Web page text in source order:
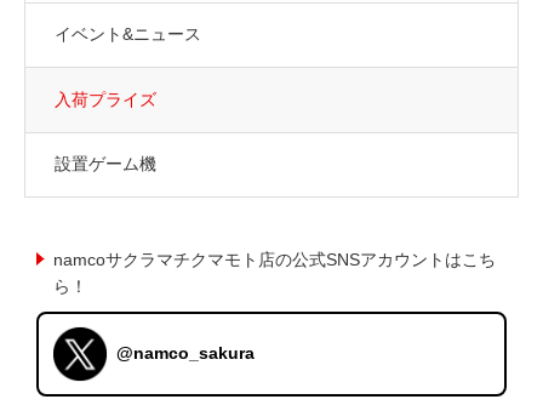
イベント&ニュース
入荷プライズ
設置ゲーム機
namcoサクラマチクマモト店の公式SNSアカウントはこち
ら！
@namco_sakura